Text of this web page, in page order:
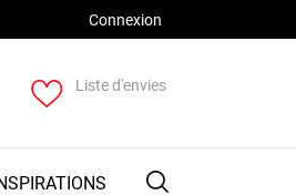
Connexion
Liste d'envies